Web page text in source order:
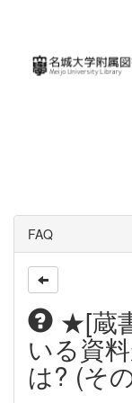
FAQ
★[蔵
いる資
は? (そ